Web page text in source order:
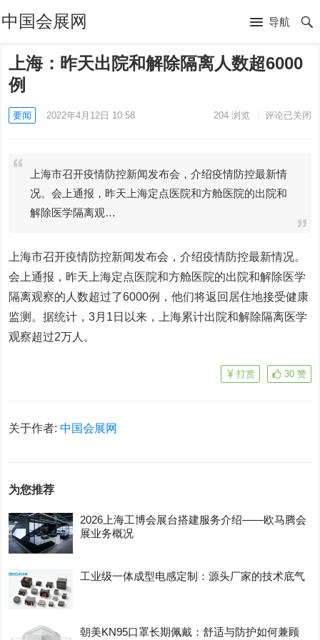
中国会展网 导航
上海：昨天出院和解除隔离人数超6000
例
要闻 2022年4月12日 10:58 204浏览 评论已关闭
上海市召开疫情防控新闻发布会，介绍疫情防控最新情
况。会上通报，昨天上海定点医院和方舱医院的出院和
解除医学隔离观…
上海市召开疫情防控新闻发布会，介绍疫情防控最新情况。
会上通报，昨天上海定点医院和方舱医院的出院和解除医学
隔离观察的人数超过了6000例，他们将返回居住地接受健康
监测。据统计，3月1日以来，上海累计出院和解除隔离医学
观察超过2万人。
30 赞
打赏
关于作者:中国会展网
为您推荐
2026上海工博会展台搭建服务介绍——欧马腾会
展业务概况
工业级一体成型电感定制：源头厂家的技术底气
朝美KN95口罩长期佩戴：舒适与防护如何兼顾